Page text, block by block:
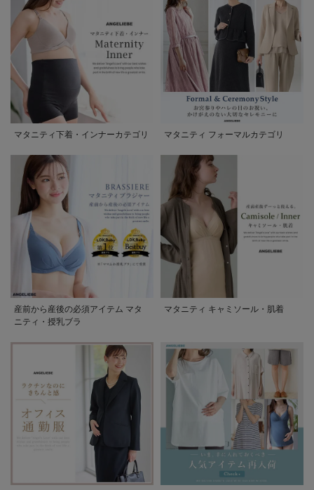
マタニティ下着・インナーカテゴリ マタニティ フォーマルカテゴリ
産前から産後の必須アイテム マタ
ニティ・授乳ブラ
マタニティ キャミソール・肌着